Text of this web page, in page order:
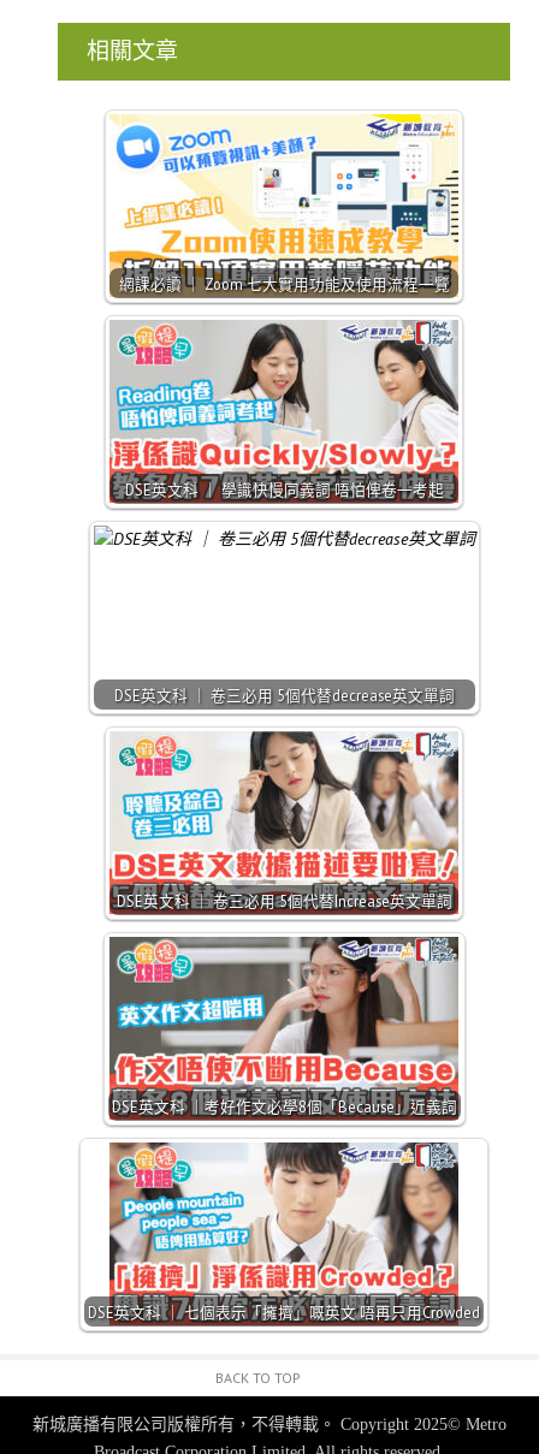
相關文章
網課必讀 ｜ Zoom 七大實用功能及使用流程一覽
DSE英文科 ｜ 學識快慢同義詞 唔怕俾卷一考起
DSE英文科 ｜ 卷三必用 5個代替decrease英文單詞
DSE英文科 ｜ 卷三必用 5個代替Increase英文單詞
DSE英文科 ｜考好作文必學8個「Because」近義詞
DSE英文科 ｜ 七個表示「擁擠」嘅英文 唔再只用Crowded
BACK TO TOP
新城廣播有限公司版權所有，不得轉載。 Copyright 2025© Metro